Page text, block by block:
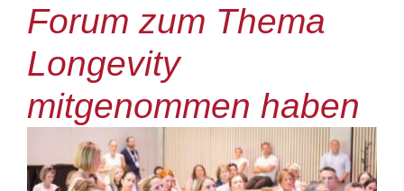
Kulinarik im Hechl
Grimming-SPA
Angebote
Forum zum Thema
Longevity
mitgenommen haben